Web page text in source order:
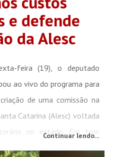
e defende
da Alesc
feira (19), o deputado
ao vivo do programa para
de uma comissão na
Catarina (Alesc) voltada
no estado. Em tom
Continuar lendo...